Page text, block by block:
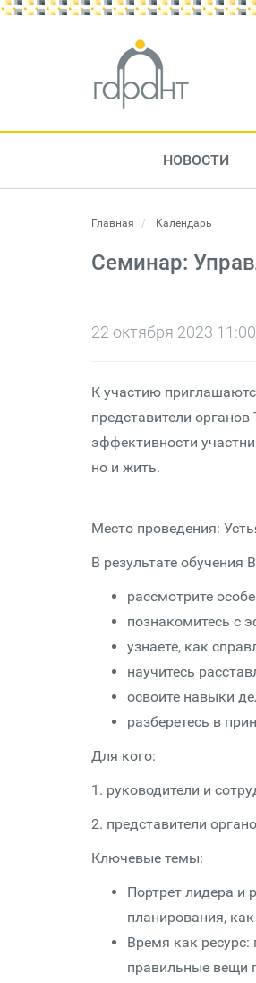
НОВОСТИ
Главная Календарь
Семинар:
22 октября 2023
К участию
представители
эффективности
но и жить.
Место проведения:
В результате обучения
рассмотрите
познакомитесь с
узнаете, как
научитесь
освоите навыки
разберетесь в
Для кого:
1. руководители и
2. представители
Ключевые темы:
Портрет лидера и
планирования,
Время как ресурс:
правильные вещи